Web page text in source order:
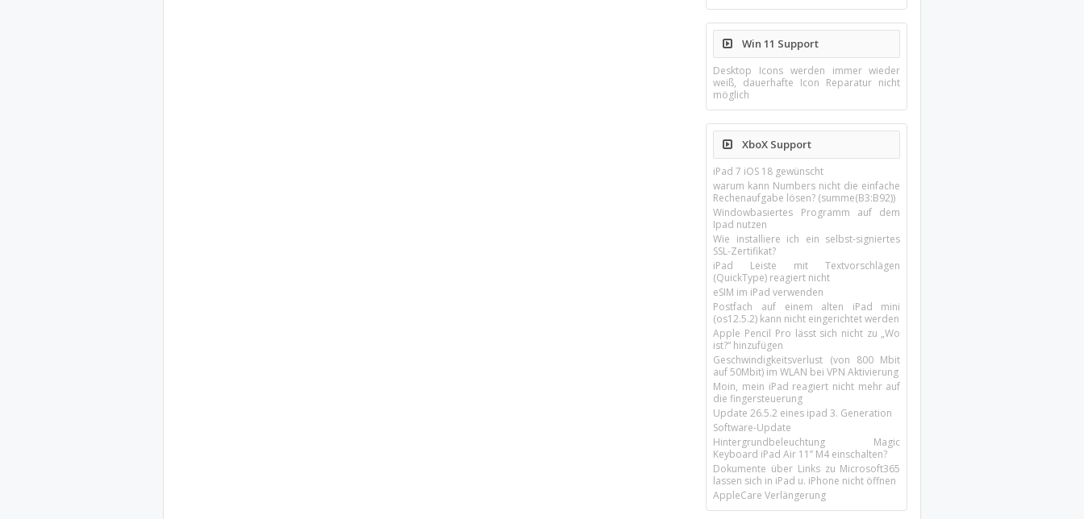
Win 11 Support
Desktop Icons werden immer wieder
weiß, dauerhafte Icon Reparatur nicht
möglich
XboX Support
iPad 7 iOS 18 gewünscht
warum kann Numbers nicht die einfache
Rechenaufgabe lösen? (summe(B3:B92))
Windowbasiertes Programm auf dem
Ipad nutzen
Wie installiere ich ein selbst-signiertes
SSL-Zertifikat?
iPad Leiste mit Textvorschlägen
(QuickType) reagiert nicht
eSIM im iPad verwenden
Postfach auf einem alten iPad mini
(os12.5.2) kann nicht eingerichtet werden
Apple Pencil Pro lässt sich nicht zu „Wo
ist?“ hinzufügen
Geschwindigkeitsverlust (von 800 Mbit
auf 50Mbit) im WLAN bei VPN Aktivierung
Moin, mein iPad reagiert nicht mehr auf
die fingersteuerung
Update 26.5.2 eines ipad 3. Generation
Software-Update
Hintergrundbeleuchtung Magic
Keyboard iPad Air 11’’ M4 einschalten?
Dokumente über Links zu Microsoft365
lassen sich in iPad u. iPhone nicht öffnen
AppleCare Verlängerung